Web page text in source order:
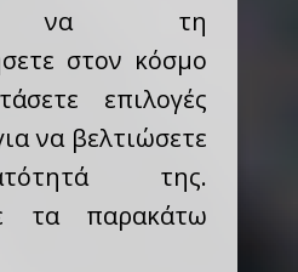
να τη
στον κόσμο
επιλογές
να βελτιώσετε
της.
τα παρακάτω